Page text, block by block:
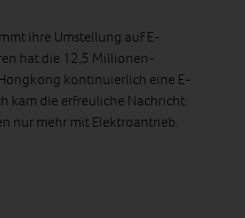
ihre Umstellung auf E-
hat die 12,5 Millionen-
kontinuierlich eine E-
kam die erfreuliche Nachricht:
nur mehr mit Elektroantrieb.